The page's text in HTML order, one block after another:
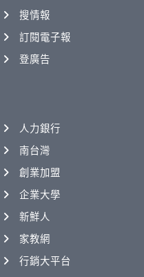
搜情報
訂閱電子報
登廣告
人力銀行
南台灣
創業加盟
企業大學
新鮮人
家教網
行銷大平台